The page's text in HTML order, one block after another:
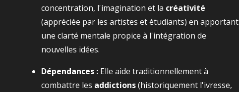
concentration, l'imagination et la créativité
(appréciée par les artistes et étudiants) en apportant
une clarté mentale propice à l'intégration de
nouvelles idées.
Dépendances : Elle aide traditionnellement à
combattre les addictions(historiquement l'ivresse,